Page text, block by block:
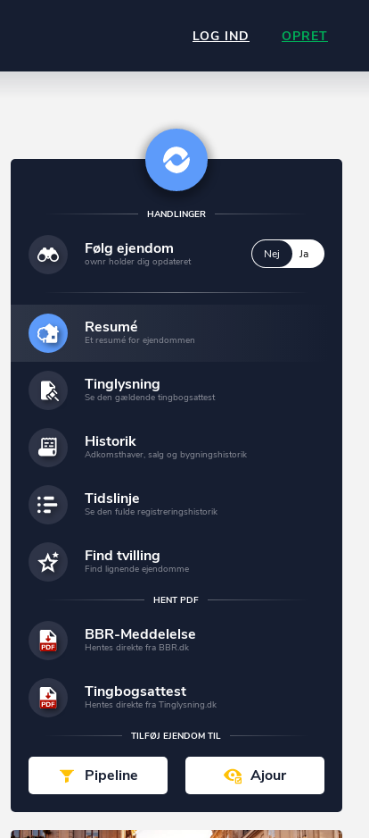
LOG IND OPRET
HANDLINGER
Følg ejendom
ownr holder dig opdateret
Nej Ja
Resumé
Et resumé for ejendommen
Tinglysning
Se den gældende tingbogsattest
Historik
Adkomsthaver, salg og bygningshistorik
Tidslinje
Se den fulde registreringshistorik
Find tvilling
Find lignende ejendomme
HENT PDF
BBR-Meddelelse
Hentes direkte fra BBR.dk
Tingbogsattest
Hentes direkte fra Tinglysning.dk
TILFØJ EJENDOM TIL
Pipeline Ajour